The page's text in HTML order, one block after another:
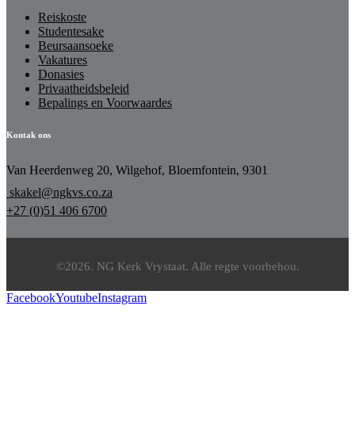
Reiskoste
Studentesake
Beursaansoeke
Vakatures
Donasies
Privaatheidsbeleid
Bepalings en Voorwaardes
Kontak ons
Van Heerdenweg 20, Wilgehof, Bloemfontein, 9301
skakel@ngkvs.co.za
+27 (0)51 406 6700
©2026. NG Kerk Vrystaat. Alle regte voorbehou.
FacebookYoutubeInstagram